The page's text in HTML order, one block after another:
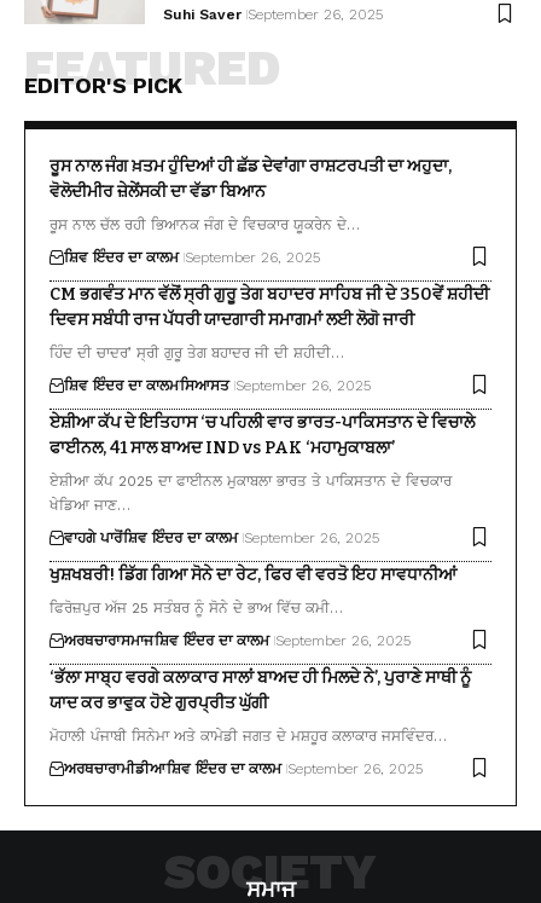
Suhi Saver September 26, 2025
EDITOR'S PICK
FEATURED
ਰੂਸ ਨਾਲ ਜੰਗ ਖ਼ਤਮ ਹੁੰਦਿਆਂ ਹੀ ਛੱਡ ਦੇਵਾਂਗਾ ਰਾਸ਼ਟਰਪਤੀ ਦਾ ਅਹੁਦਾ,
ਵੋਲੋਦੀਮੀਰ ਜ਼ੇਲੇਂਸਕੀ ਦਾ ਵੱਡਾ ਬਿਆਨ
ਰੂਸ ਨਾਲ ਚੱਲ ਰਹੀ ਭਿਆਨਕ ਜੰਗ ਦੇ ਵਿਚਕਾਰ ਯੂਕਰੇਨ ਦੇ…
ਸ਼ਿਵ ਇੰਦਰ ਦਾ ਕਾਲਮ September 26, 2025
CM ਭਗਵੰਤ ਮਾਨ ਵੱਲੋਂ ਸ੍ਰੀ ਗੁਰੂ ਤੇਗ ਬਹਾਦਰ ਸਾਹਿਬ ਜੀ ਦੇ 350ਵੇਂ ਸ਼ਹੀਦੀ
ਦਿਵਸ ਸਬੰਧੀ ਰਾਜ ਪੱਧਰੀ ਯਾਦਗਾਰੀ ਸਮਾਗਮਾਂ ਲਈ ਲੋਗੋ ਜਾਰੀ
ਹਿੰਦ ਦੀ ਚਾਦਰ’ ਸ੍ਰੀ ਗੁਰੂ ਤੇਗ ਬਹਾਦਰ ਜੀ ਦੀ ਸ਼ਹੀਦੀ…
ਸ਼ਿਵ ਇੰਦਰ ਦਾ ਕਾਲਮਸਿਆਸਤ September 26, 2025
ਏਸ਼ੀਆ ਕੱਪ ਦੇ ਇਤਿਹਾਸ ‘ਚ ਪਹਿਲੀ ਵਾਰ ਭਾਰਤ-ਪਾਕਿਸਤਾਨ ਦੇ ਵਿਚਾਲੇ
ਫਾਈਨਲ, 41 ਸਾਲ ਬਾਅਦ IND vs PAK ‘ਮਹਾਮੁਕਾਬਲਾ’
ਏਸ਼ੀਆ ਕੱਪ 2025 ਦਾ ਫਾਈਨਲ ਮੁਕਾਬਲਾ ਭਾਰਤ ਤੇ ਪਾਕਿਸਤਾਨ ਦੇ ਵਿਚਕਾਰ
ਖੇਡਿਆ ਜਾਣ…
ਵਾਹਗੇ ਪਾਰੋਂਸ਼ਿਵ ਇੰਦਰ ਦਾ ਕਾਲਮ September 26, 2025
ਖੁਸ਼ਖਬਰੀ! ਡਿੱਗ ਗਿਆ ਸੋਨੇ ਦਾ ਰੇਟ, ਫਿਰ ਵੀ ਵਰਤੋ ਇਹ ਸਾਵਧਾਨੀਆਂ
ਫਿਰੋਜ਼ਪੁਰ ਅੱਜ 25 ਸਤੰਬਰ ਨੂੰ ਸੋਨੇ ਦੇ ਭਾਅ ਵਿੱਚ ਕਮੀ…
ਅਰਥਚਾਰਾਸਮਾਜਸ਼ਿਵ ਇੰਦਰ ਦਾ ਕਾਲਮ September 26, 2025
‘ਭੱਲਾ ਸਾਬ੍ਹ ਵਰਗੇ ਕਲਾਕਾਰ ਸਾਲਾਂ ਬਾਅਦ ਹੀ ਮਿਲਦੇ ਨੇ’, ਪੁਰਾਣੇ ਸਾਥੀ ਨੂੰ
ਯਾਦ ਕਰ ਭਾਵੁਕ ਹੋਏ ਗੁਰਪ੍ਰੀਤ ਘੁੱਗੀ
ਮੋਹਾਲੀ ਪੰਜਾਬੀ ਸਿਨੇਮਾ ਅਤੇ ਕਾਮੇਡੀ ਜਗਤ ਦੇ ਮਸ਼ਹੂਰ ਕਲਾਕਾਰ ਜਸਵਿੰਦਰ…
ਅਰਥਚਾਰਾਮੀਡੀਆਸ਼ਿਵ ਇੰਦਰ ਦਾ ਕਾਲਮ September 26, 2025
ਸਮਾਜ
SOCIETY